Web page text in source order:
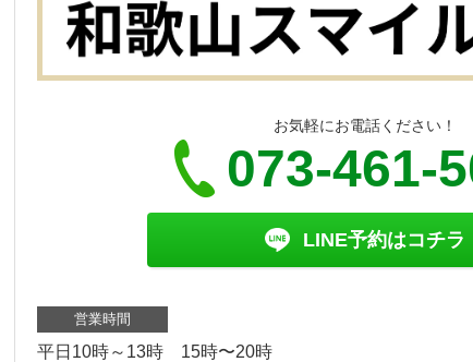
お気軽にお電話ください！
073-461-
LINE予約はコチラ
営業時間
平日10時～13時 15時〜20時